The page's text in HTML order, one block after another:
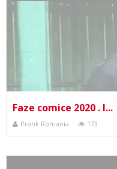
Faze comice 2020 . I...
Prank Romania 173